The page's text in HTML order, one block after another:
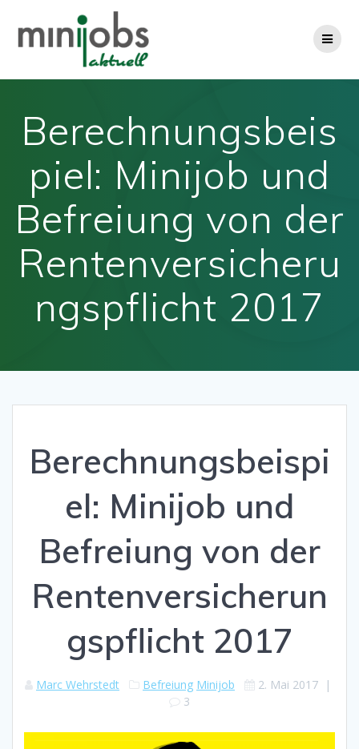
Berechnungsbeis
piel: Minijob und
Befreiung von der
Rentenversicheru
ngspflicht 2017
Berechnungsbeispi
el: Minijob und
Befreiung von der
Rentenversicherun
gspflicht 2017
Marc Wehrstedt Befreiung Minijob 2. Mai 2017 |
3